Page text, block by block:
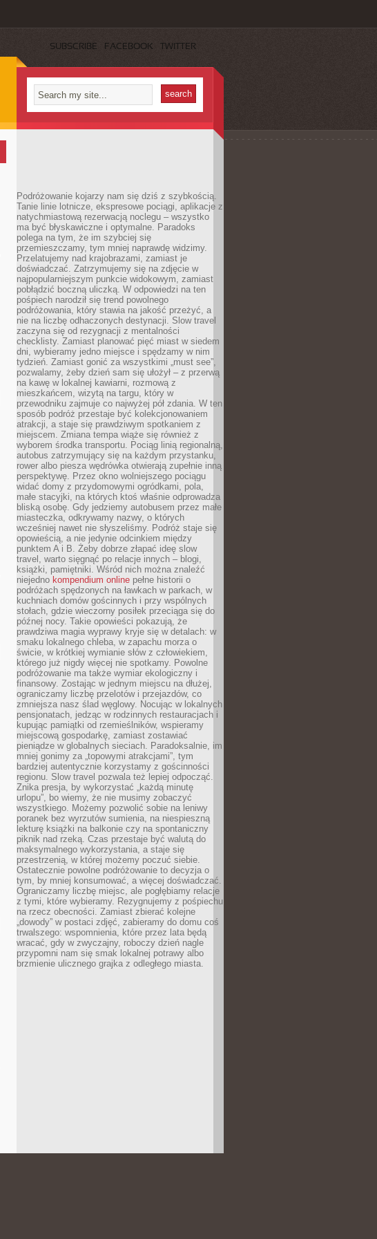
SUBSCRIBE FACEBOOK TWITTER
Podróżowanie kojarzy nam się dziś z szybkością.
Tanie linie lotnicze, ekspresowe pociągi, aplikacje z
natychmiastową rezerwacją noclegu – wszystko
ma być błyskawiczne i optymalne. Paradoks
polega na tym, że im szybciej się
przemieszczamy, tym mniej naprawdę widzimy.
Przelatujemy nad krajobrazami, zamiast je
doświadczać. Zatrzymujemy się na zdjęcie w
najpopularniejszym punkcie widokowym, zamiast
pobłądzić boczną uliczką. W odpowiedzi na ten
pośpiech narodził się trend powolnego
podróżowania, który stawia na jakość przeżyć, a
nie na liczbę odhaczonych destynacji. Slow travel
zaczyna się od rezygnacji z mentalności
checklisty. Zamiast planować pięć miast w siedem
dni, wybieramy jedno miejsce i spędzamy w nim
tydzień. Zamiast gonić za wszystkimi „must see”,
pozwalamy, żeby dzień sam się ułożył – z przerwą
na kawę w lokalnej kawiarni, rozmową z
mieszkańcem, wizytą na targu, który w
przewodniku zajmuje co najwyżej pół zdania. W ten
sposób podróż przestaje być kolekcjonowaniem
atrakcji, a staje się prawdziwym spotkaniem z
miejscem. Zmiana tempa wiąże się również z
wyborem środka transportu. Pociąg linią regionalną,
autobus zatrzymujący się na każdym przystanku,
rower albo piesza wędrówka otwierają zupełnie inną
perspektywę. Przez okno wolniejszego pociągu
widać domy z przydomowymi ogródkami, pola,
małe stacyjki, na których ktoś właśnie odprowadza
bliską osobę. Gdy jedziemy autobusem przez małe
miasteczka, odkrywamy nazwy, o których
wcześniej nawet nie słyszeliśmy. Podróż staje się
opowieścią, a nie jedynie odcinkiem między
punktem A i B. Żeby dobrze złapać ideę slow
travel, warto sięgnąć po relacje innych – blogi,
książki, pamiętniki. Wśród nich można znaleźć
niejedno kompendium online pełne historii o
podróżach spędzonych na ławkach w parkach, w
kuchniach domów gościnnych i przy wspólnych
stołach, gdzie wieczorny posiłek przeciąga się do
późnej nocy. Takie opowieści pokazują, że
prawdziwa magia wyprawy kryje się w detalach: w
smaku lokalnego chleba, w zapachu morza o
świcie, w krótkiej wymianie słów z człowiekiem,
którego już nigdy więcej nie spotkamy. Powolne
podróżowanie ma także wymiar ekologiczny i
finansowy. Zostając w jednym miejscu na dłużej,
ograniczamy liczbę przelotów i przejazdów, co
zmniejsza nasz ślad węglowy. Nocując w lokalnych
pensjonatach, jedząc w rodzinnych restauracjach i
kupując pamiątki od rzemieślników, wspieramy
miejscową gospodarkę, zamiast zostawiać
pieniądze w globalnych sieciach. Paradoksalnie, im
mniej gonimy za „topowymi atrakcjami”, tym
bardziej autentycznie korzystamy z gościnności
regionu. Slow travel pozwala też lepiej odpocząć.
Znika presja, by wykorzystać „każdą minutę
urlopu”, bo wiemy, że nie musimy zobaczyć
wszystkiego. Możemy pozwolić sobie na leniwy
poranek bez wyrzutów sumienia, na niespieszną
lekturę książki na balkonie czy na spontaniczny
piknik nad rzeką. Czas przestaje być walutą do
maksymalnego wykorzystania, a staje się
przestrzenią, w której możemy poczuć siebie.
Ostatecznie powolne podróżowanie to decyzja o
tym, by mniej konsumować, a więcej doświadczać.
Ograniczamy liczbę miejsc, ale pogłębiamy relacje
z tymi, które wybieramy. Rezygnujemy z pośpiechu
na rzecz obecności. Zamiast zbierać kolejne
„dowody” w postaci zdjęć, zabieramy do domu coś
trwalszego: wspomnienia, które przez lata będą
wracać, gdy w zwyczajny, roboczy dzień nagle
przypomni nam się smak lokalnej potrawy albo
brzmienie ulicznego grajka z odległego miasta.